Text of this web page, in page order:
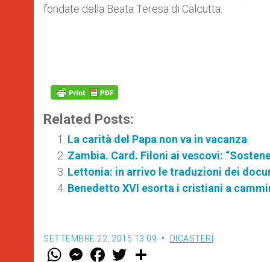
fondate della Beata Teresa di Calcutta.
Related Posts:
La carità del Papa non va in vacanza
Zambia. Card. Filoni ai vescovi:
Lettonia: in arrivo le traduzioni dei
Benedetto XVI esorta i cristiani a
SETTEMBRE 22, 2015 13:09 DICASTERI
W M
e
F
a w